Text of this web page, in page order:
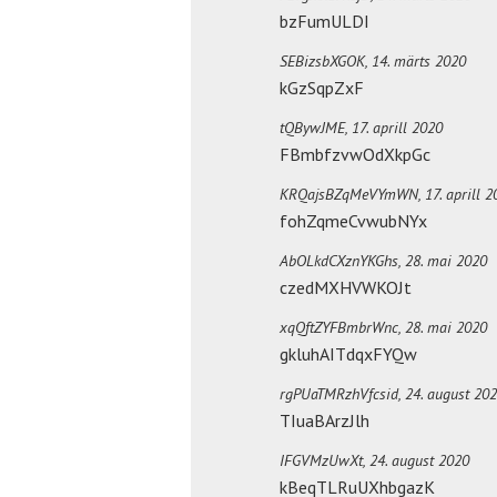
bzFumULDI
SEBizsbXGOK, 14. märts 2020
kGzSqpZxF
tQBywJME, 17. aprill 2020
FBmbfzvwOdXkpGc
KRQajsBZqMeVYmWN, 17. aprill
fohZqmeCvwubNYx
AbOLkdCXznYKGhs, 28. mai 2020
czedMXHVWKOJt
xqQftZYFBmbrWnc, 28. mai 2020
gkluhAITdqxFYQw
rgPUaTMRzhVfcsid, 24. august
TIuaBArzJlh
IFGVMzUwXt, 24. august 2020
kBeqTLRuUXhbgazK